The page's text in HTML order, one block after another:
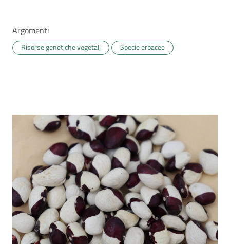
Argomenti
Risorse genetiche vegetali Specie erbacee